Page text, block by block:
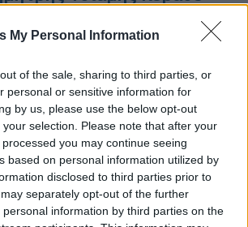
My Personal Information
of the sale, sharing to third parties, or
personal or sensitive information for
by us, please use the below opt-out
selection. Please note that after your
you may continue seeing
based on personal information utilized by
disclosed to third parties prior to
separately opt-out of the further
information by third parties on the
πέρασε έκτος από την
πρωταθλητής
στίβου